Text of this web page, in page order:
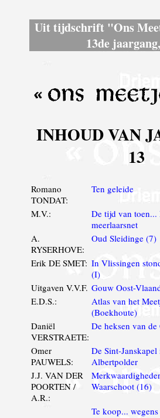
Uit tijdschrift "Ons
13de
INHOUD VAN
13
Romano
TONDAT:
Ten geleide
M.V.:
De tijd van toen...
meerlaarsnet
A.
RYSERHOVE:
Oud Sleidinge (7)
Erik DE SMET: In Vlissingen
(I)
Uitgaven V.V.F. Gouw Oost-
E.D.S.:
Atlas van het
(Boekhoute)
Daniël
VERSTRAETE:
De heksen van de
Omer
PAUWELS:
De Sint-
Albertpolder
J.J. VAN DER
POORTEN /
A.R.:
Waarschoot (16)
Te koop...